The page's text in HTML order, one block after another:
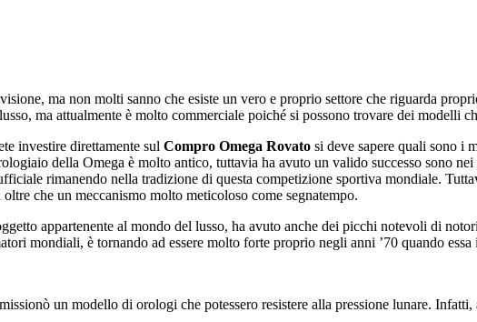
ma non molti sanno che esiste un vero e proprio settore che riguarda
ma attualmente è molto commerciale poiché si possono trovare dei modelli
investire direttamente sul Compro Omega Rovato si deve sapere quali sono i
della Omega è molto antico, tuttavia ha avuto un valido successo sono
rimanendo nella tradizione di questa competizione sportiva mondiale.
che un meccanismo molto meticoloso come segnatempo.
appartenente al mondo del lusso, ha avuto anche dei picchi notevoli di
mondiali, è tornando ad essere molto forte proprio negli anni ’70 quando
un modello di orologi che potessero resistere alla pressione lunare.